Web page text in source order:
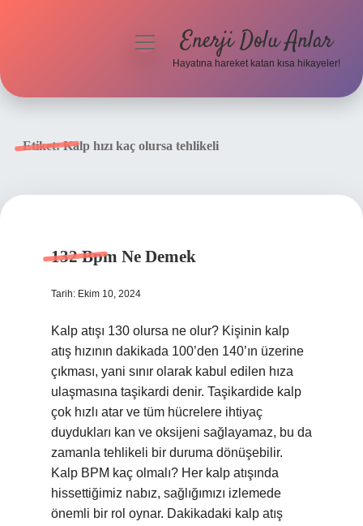
menüyüEnerji Dolu Anlar
Hayatına hareket katan kısa hikayeler!
Etiket:Kalp hızı kaç olursa tehlikeli
132 Bpm Ne Demek
Tarih: Ekim 10, 2024
Kalp atışı 130 olursa ne olur? Kişinin kalp
atış hızının dakikada 100’den 140’ın üzerine
çıkması, yani sınır olarak kabul edilen hıza
ulaşmasına taşikardi denir. Taşikardide kalp
çok hızlı atar ve tüm hücrelere ihtiyaç
duydukları kan ve oksijeni sağlayamaz, bu da
zamanla tehlikeli bir duruma dönüşebilir.
Kalp BPM kaç olmalı? Her kalp atışında
hissettiğimiz nabız, sağlığımızı izlemede
önemli bir rol oynar. Dakikadaki kalp atış